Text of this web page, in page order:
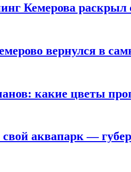
Кемерова раскрыл
вернулся в
какие цветы
аквапарк —